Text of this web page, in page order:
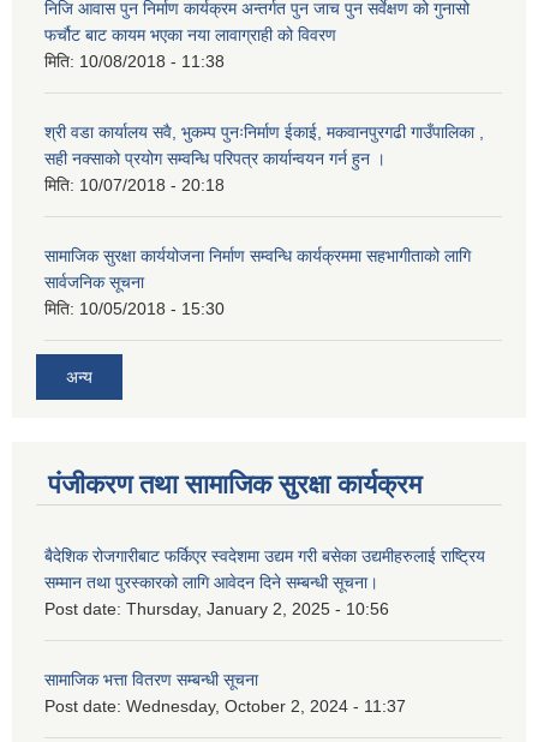
निजि आवास पुन निर्माण कार्यक्रम अन्तर्गत पुन जाच पुन सर्वेक्षण को गुनासो
फर्चौट बाट कायम भएका नया लावाग्राही को विवरण
मिति: 10/08/2018 - 11:38
श्री वडा कार्यालय सवै, भुकम्प पुनःनिर्माण ईकाई, मकवानपुरगढी गाउँपालिका ,
सही नक्साको प्रयोग सम्वन्धि परिपत्र कार्यान्वयन गर्न हुन ।
मिति: 10/07/2018 - 20:18
सामाजिक सुरक्षा कार्ययोजना निर्माण सम्वन्धि कार्यक्रममा सहभागीताको लागि
सार्वजनिक सूचना
मिति: 10/05/2018 - 15:30
अन्य
पंजीकरण तथा सामाजिक सुरक्षा कार्यक्रम
बैदेशिक रोजगारीबाट फर्किएर स्वदेशमा उद्यम गरी बसेका उद्यमीहरुलाई राष्‍ट्रिय
सम्मान तथा पुरस्कारको लागि आवेदन दिने सम्बन्धी सूचना।
Post date: Thursday, January 2, 2025 - 10:56
सामाजिक भत्ता वितरण सम्बन्धी सूचना
Post date: Wednesday, October 2, 2024 - 11:37